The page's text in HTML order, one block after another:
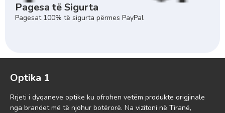
Pagesa të Sigurta
Pagesat 100% të sigurta përmes PayPal
Optika 1
Rrjeti i dyqaneve optike ku ofrohen vetëm produkte origjinale
nga brandet më të njohur botërorë. Na vizitoni në Tiranë,